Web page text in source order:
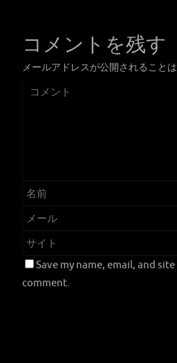
コメントを残す
メールアドレスが公開されることは
Save my name, email, and
comment.